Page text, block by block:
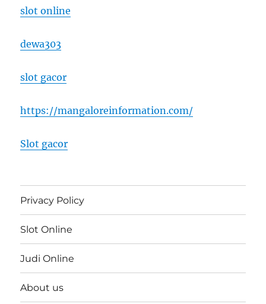
slot online
dewa303
slot gacor
https://mangaloreinformation.com/
Slot gacor
Privacy Policy
Slot Online
Judi Online
About us